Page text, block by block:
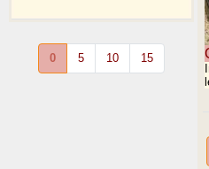
0 5 10 15